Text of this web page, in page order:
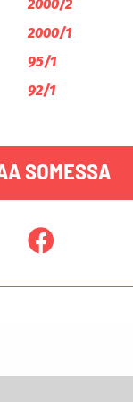
2000/2
2000/1
95/1
92/1
SOMESSA